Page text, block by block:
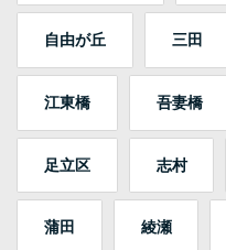
自由が丘 三田
江東橋 吾妻橋
足立区 志村
蒲田 綾瀬